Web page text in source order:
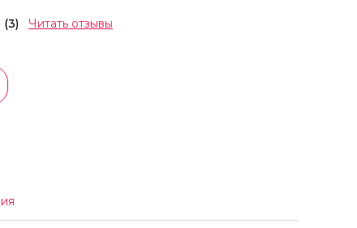
(3) Читать отзывы